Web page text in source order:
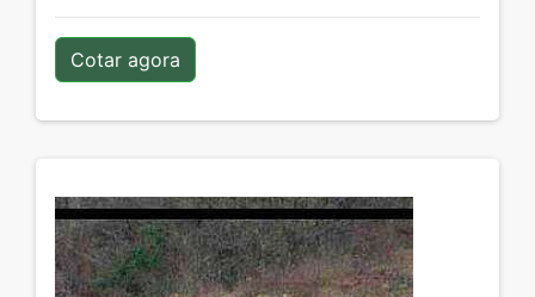
Cotar agora